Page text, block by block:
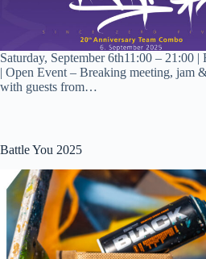
Saturday, September 6th11:00 – 21:00 |
| Open Event – Breaking meeting, jam
with guests from…
Battle You 2025